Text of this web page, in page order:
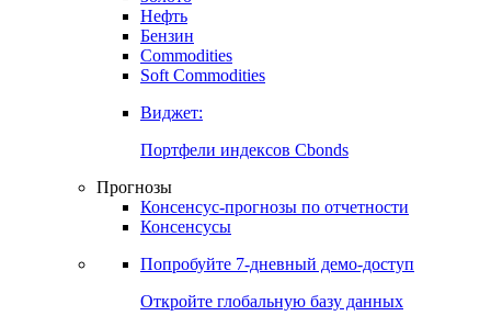
Карта процентных ставок
Commodities
Золото
Бензин
Soft Commodities
Виджет:
Портфели индексов Cbonds
Прогнозы
Консенсусы